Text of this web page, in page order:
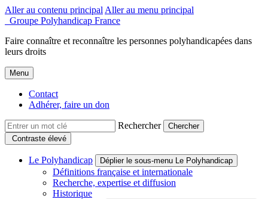
Aller au contenu principal Aller au menu principal
Groupe Polyhandicap France
Faire connaître et reconnaître les personnes polyhandicapées dans
leurs droits
Menu
Contact
Adhérer, faire un don
Rechercher
Contraste élevé
Le Polyhandicap Déplier le sous-menu Le Polyhandicap
Définitions française et internationale
Recherche, expertise et diffusion
Historique